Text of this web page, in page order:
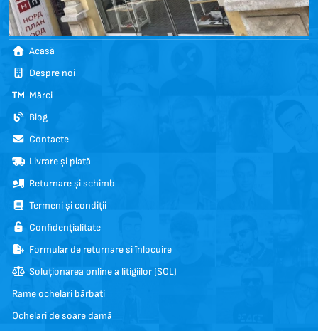
Acasă
Despre noi
Mărci
Blog
Contacte
Livrare și plată
Returnare și schimb
Termeni și condiții
Confidențialitate
Formular de returnare și înlocuire
Soluționarea online a litigiilor (SOL)
Rame ochelari bărbați
Ochelari de soare damă